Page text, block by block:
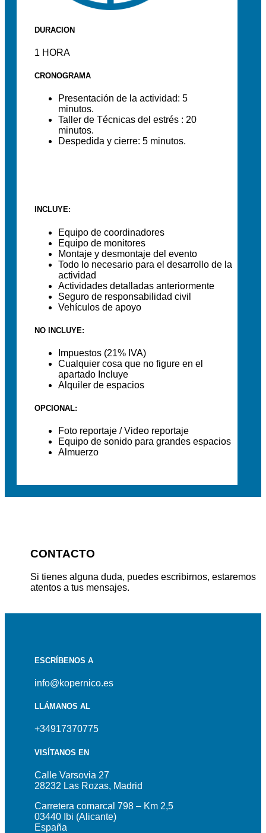
DURACION
1 HORA
CRONOGRAMA
Presentación de la actividad: 5
minutos.
Taller de Técnicas del estrés : 20
minutos.
Despedida y cierre: 5 minutos.
INCLUYE:
Equipo de coordinadores
Equipo de monitores
Montaje y desmontaje del evento
Todo lo necesario para el desarrollo de la
actividad
Actividades detalladas anteriormente
Seguro de responsabilidad civil
Vehículos de apoyo
NO INCLUYE:
Impuestos (21% IVA)
Cualquier cosa que no figure en el
apartado Incluye
Alquiler de espacios
OPCIONAL:
Foto reportaje / Video reportaje
Equipo de sonido para grandes espacios
Almuerzo
CONTACTO
Si tienes alguna duda, puedes escribirnos, estaremos
atentos a tus mensajes.
ESCRÍBENOS A
info@kopernico.es
LLÁMANOS AL
+34917370775
VISÍTANOS EN
Calle Varsovia 27
28232 Las Rozas, Madrid
Carretera comarcal 798 – Km 2,5
03440 Ibi (Alicante)
España